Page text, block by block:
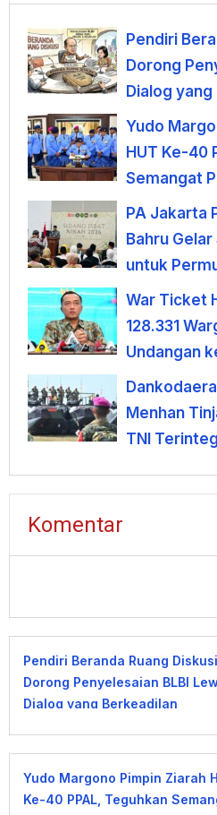
Pendiri
Dorong
Dialog
Yudo
HUT Ke-40
Semangat
Negeri
PA Jakarta
Bahru
untuk
War Ticket
128.331
Undangan
Menhan
TNI
Komentar
Pendiri Beranda Ruang Diskusi
Dorong Penyelesaian BLBI
Dialog yang Berkeadilan
Yudo Margono Pimpin Ziarah
Ke-40 PPAL, Teguhkan